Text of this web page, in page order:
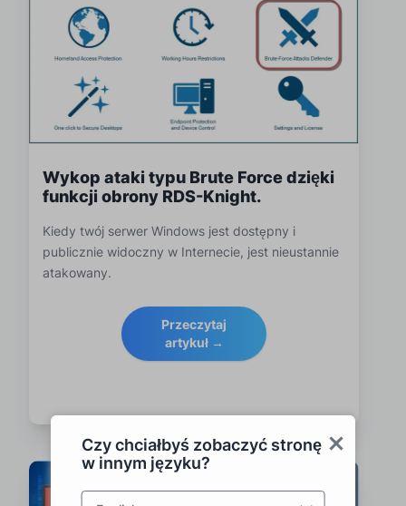
Czy chciałbyś zobaczyć stronę
w innym języku?
Wykop ataki typu Brute Force dzięki
funkcji obrony RDS-Knight.
Kiedy twój serwer Windows jest dostępny i
publicznie widoczny w Internecie, jest nieustannie
atakowany.
Przeczytaj
artykuł →